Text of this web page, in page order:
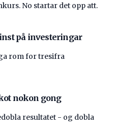
No startar det opp att.
på investeringar
rom for tresifra
nokon gong
resultatet - og dobla